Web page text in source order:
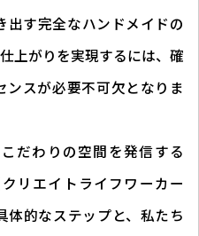
す完全なハンドメイドの
上がりを実現するには、確
ンスが必要不可欠となりま
だわりの空間を発信する
クリエイトライフワーカー
体的なステップと、私たち